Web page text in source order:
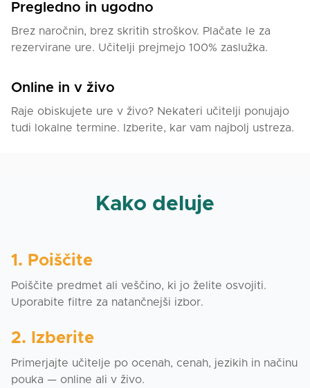
Pregledno in ugodno
Brez naročnin, brez skritih stroškov. Plačate le za
rezervirane ure. Učitelji prejmejo 100% zaslužka.
Online in v živo
Raje obiskujete ure v živo? Nekateri učitelji ponujajo
tudi lokalne termine. Izberite, kar vam najbolj ustreza.
Kako deluje
1. Poiščite
Poiščite predmet ali veščino, ki jo želite osvojiti.
Uporabite filtre za natančnejši izbor.
2. Izberite
Primerjajte učitelje po ocenah, cenah, jezikih in načinu
pouka — online ali v živo.